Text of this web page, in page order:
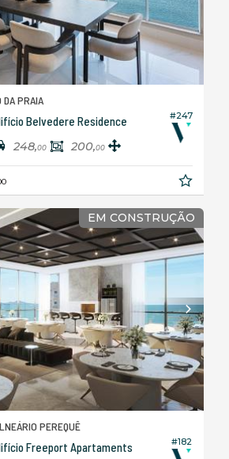
#247
DA PRAIA
Belvedere Residence
248,00 200,00
EM CONSTRUÇÃO
#182
PEREQUÊ
Freeport Apartaments